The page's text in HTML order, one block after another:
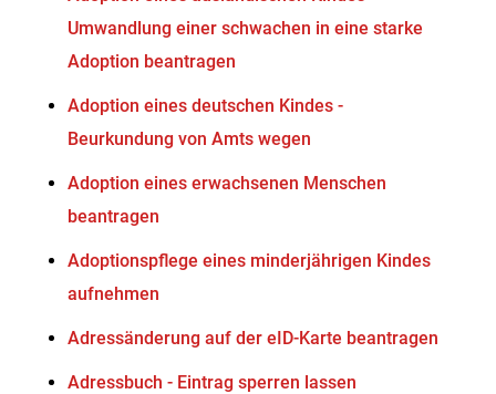
Umwandlung einer schwachen in eine starke
Adoption beantragen
Adoption eines deutschen Kindes -
Beurkundung von Amts wegen
Adoption eines erwachsenen Menschen
beantragen
Adoptionspflege eines minderjährigen Kindes
aufnehmen
Adressänderung auf der eID-Karte beantragen
Adressbuch - Eintrag sperren lassen